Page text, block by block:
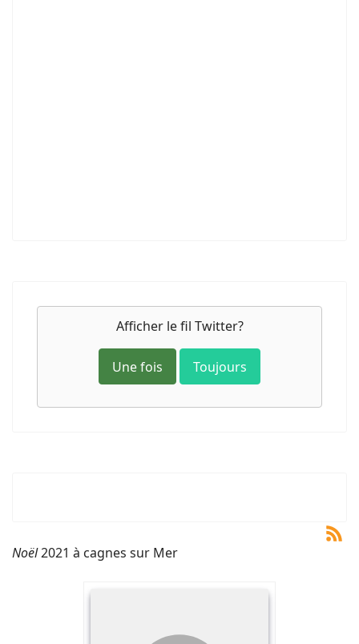
Afficher le fil Twitter?
Une fois Toujours
Noël2021 à cagnes sur Mer